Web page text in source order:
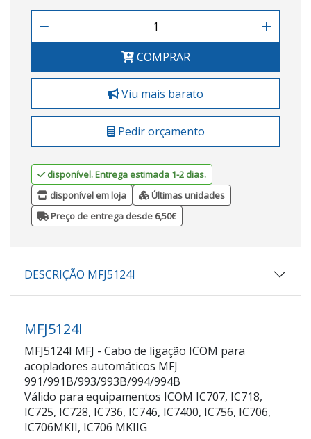
COMPRAR
Viu mais barato
Pedir orçamento
disponível. Entrega estimada 1-2 dias.
disponível em loja
Últimas unidades
Preço de entrega desde 6,50€
DESCRIÇÃO MFJ5124I
MFJ5124I
MFJ5124I MFJ - Cabo de ligação ICOM para
acopladores automáticos MFJ
991/991B/993/993B/994/994B
Válido para equipamentos ICOM IC707, IC718,
IC725, IC728, IC736, IC746, IC7400, IC756, IC706,
IC706MKII, IC706 MKIIG